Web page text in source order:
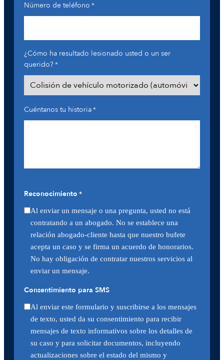
Número de teléfono *
¿Cómo ha resultado lesionado usted o un ser
querido?*
Cuéntanos tu historia*
Reconocimiento *
Al enviar un mensaje o una pregunta, usted no está
contratando a un abogado. No se establece una
relación abogado-cliente hasta que nuestro bufete
acepta un caso y se firma un acuerdo de honorarios.
No hay obligación de contratar nuestros servicios al
enviar un mensaje.
Consentimiento para SMS
Al enviar este formulario y suscribirse a los mensajes
de texto, usted da su consentimiento para recibir
mensajes de texto informativos sobre los detalles de
su caso y para solicitar documentos, incluyendo
actualizaciones sobre el estado del mismo y